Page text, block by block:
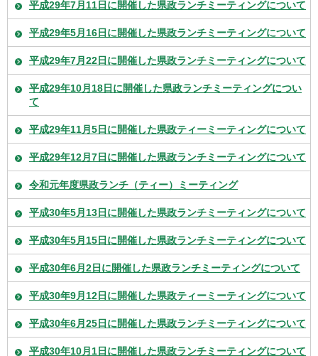
平成29年7月11日に開催した県政ランチミーティングについて
平成29年5月16日に開催した県政ランチミーティングについて
平成29年7月22日に開催した県政ランチミーティングについて
平成29年10月18日に開催した県政ランチミーティングについ
て
平成29年11月5日に開催した県政ティーミーティングについて
平成29年12月7日に開催した県政ランチミーティングについて
令和元年度県政ランチ（ティー）ミーティング
平成30年5月13日に開催した県政ランチミーティングについて
平成30年5月15日に開催した県政ランチミーティングについて
平成30年6月2日に開催した県政ランチミーティングについて
平成30年9月12日に開催した県政ティーミーティングについて
平成30年6月25日に開催した県政ランチミーティングについて
平成30年10月1日に開催した県政ランチミーティングについて